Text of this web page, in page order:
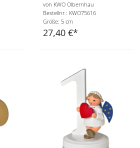
von KWO Olbernhau
Bestellnr.: KWO75616
Größe: 5 cm
27,40 €